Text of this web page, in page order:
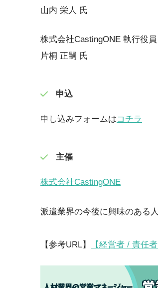
山内 栄人 氏
株式会社CastingONE 執行役
片桐 正嗣 氏
申込
申し込みフォームはコチラ
主催
株式会社CastingONE
派遣業界の今後に興味のある
【参考URL】 【経営者 / 責任